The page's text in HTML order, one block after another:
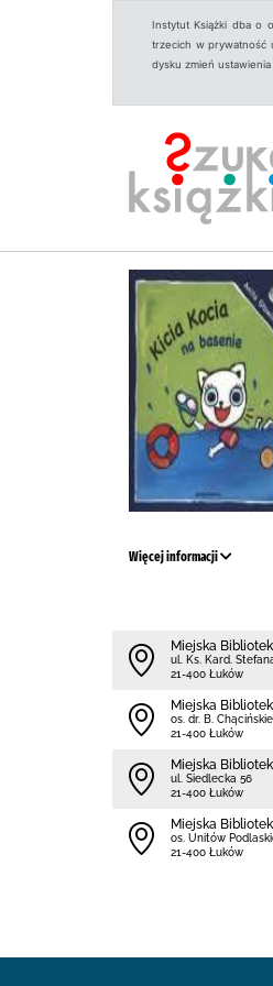
Instytut Książki dba o
trzecich w prywatność
dysku zmień
Więcej informacji
Miejska
ul. Ks. Kard.
21-400 Łuków
Miejska
os. dr. B.
21-400 Łuków
Miejska
ul. Siedlecka 56
21-400 Łuków
Miejska
os. Unitów
21-400 Łuków